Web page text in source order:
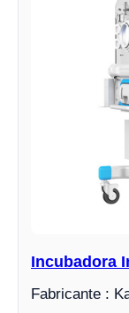
Incubadora
Fabricante :